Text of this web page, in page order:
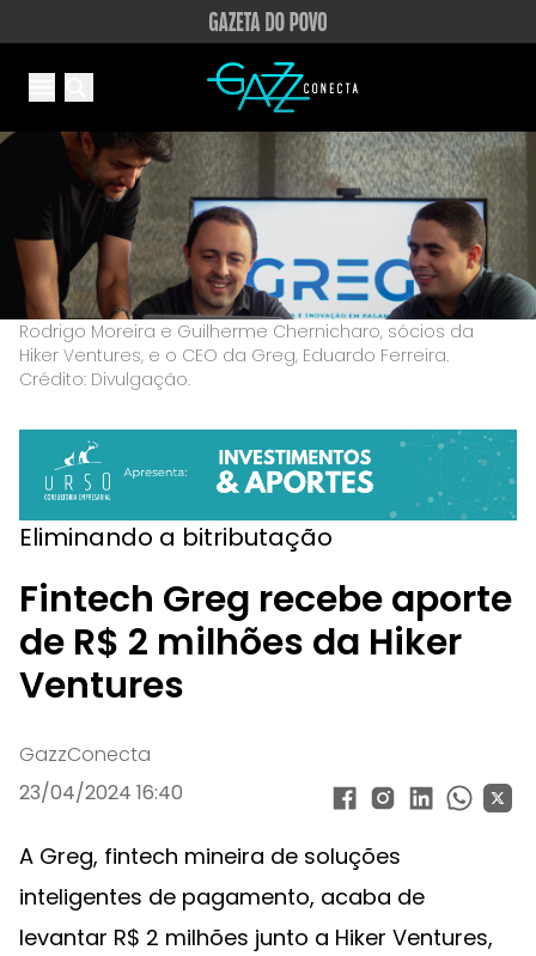
Open main menuYour Company
Rodrigo Moreira e Guilherme Chernicharo, sócios da
Hiker Ventures, e o CEO da Greg, Eduardo Ferreira.
Crédito: Divulgação.
Eliminando a bitributação
Fintech Greg recebe aporte
de R$ 2 milhões da Hiker
Ventures
GazzConecta
23/04/2024 16:40
A Greg, fintech mineira de soluções
inteligentes de pagamento, acaba de
levantar R$ 2 milhões junto a Hiker Ventures,